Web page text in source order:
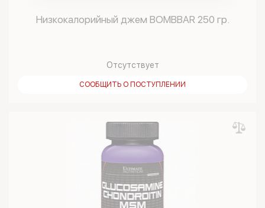
Низкокалорийный джем BOMBBAR 250 гр.
Отсутствует
СООБЩИТЬ О ПОСТУПЛЕНИИ